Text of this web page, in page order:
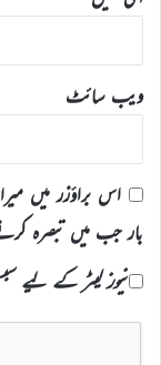
ویب‌ سائٹ
اس براؤزر میں
بار جب میں تبصرہ
نیوز لیٹر کے لیے